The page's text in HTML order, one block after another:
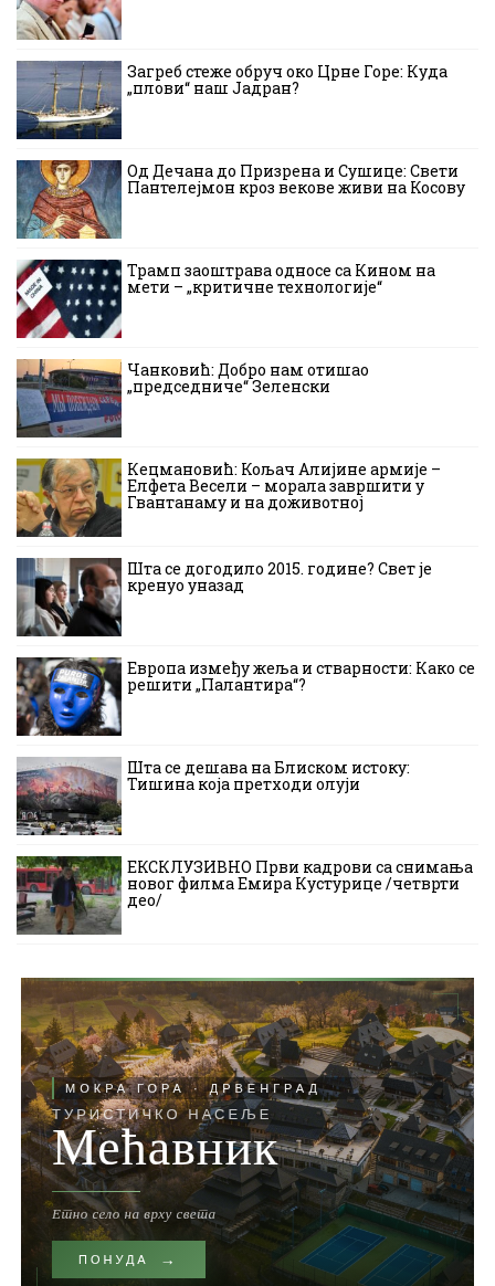
Загреб стеже обруч око Црне Горе: Куда
„плови“ наш Јадран?
Од Дечана до Призрена и Сушице: Свети
Пантелејмон кроз векове живи на Косову
Трамп заоштрава односе са Кином на
мети – „критичне технологије“
Чанковић: Добро нам отишао
„председниче“ Зеленски
Кецмановић: Кољач Алијине армије –
Елфета Весели – морала завршити у
Гвантанаму и на доживотној
Шта се догодило 2015. године? Свет је
кренуо уназад
Европа између жеља и стварности: Како се
решити „Палантира“?
Шта се дешава на Блиском истоку:
Тишина која претходи олуји
ЕКСКЛУЗИВНО Први кадрови са снимања
новог филма Емира Кустурице /четврти
део/